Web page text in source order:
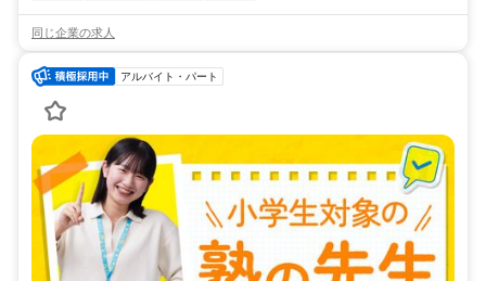
同じ企業の求人
アルバイト・パート